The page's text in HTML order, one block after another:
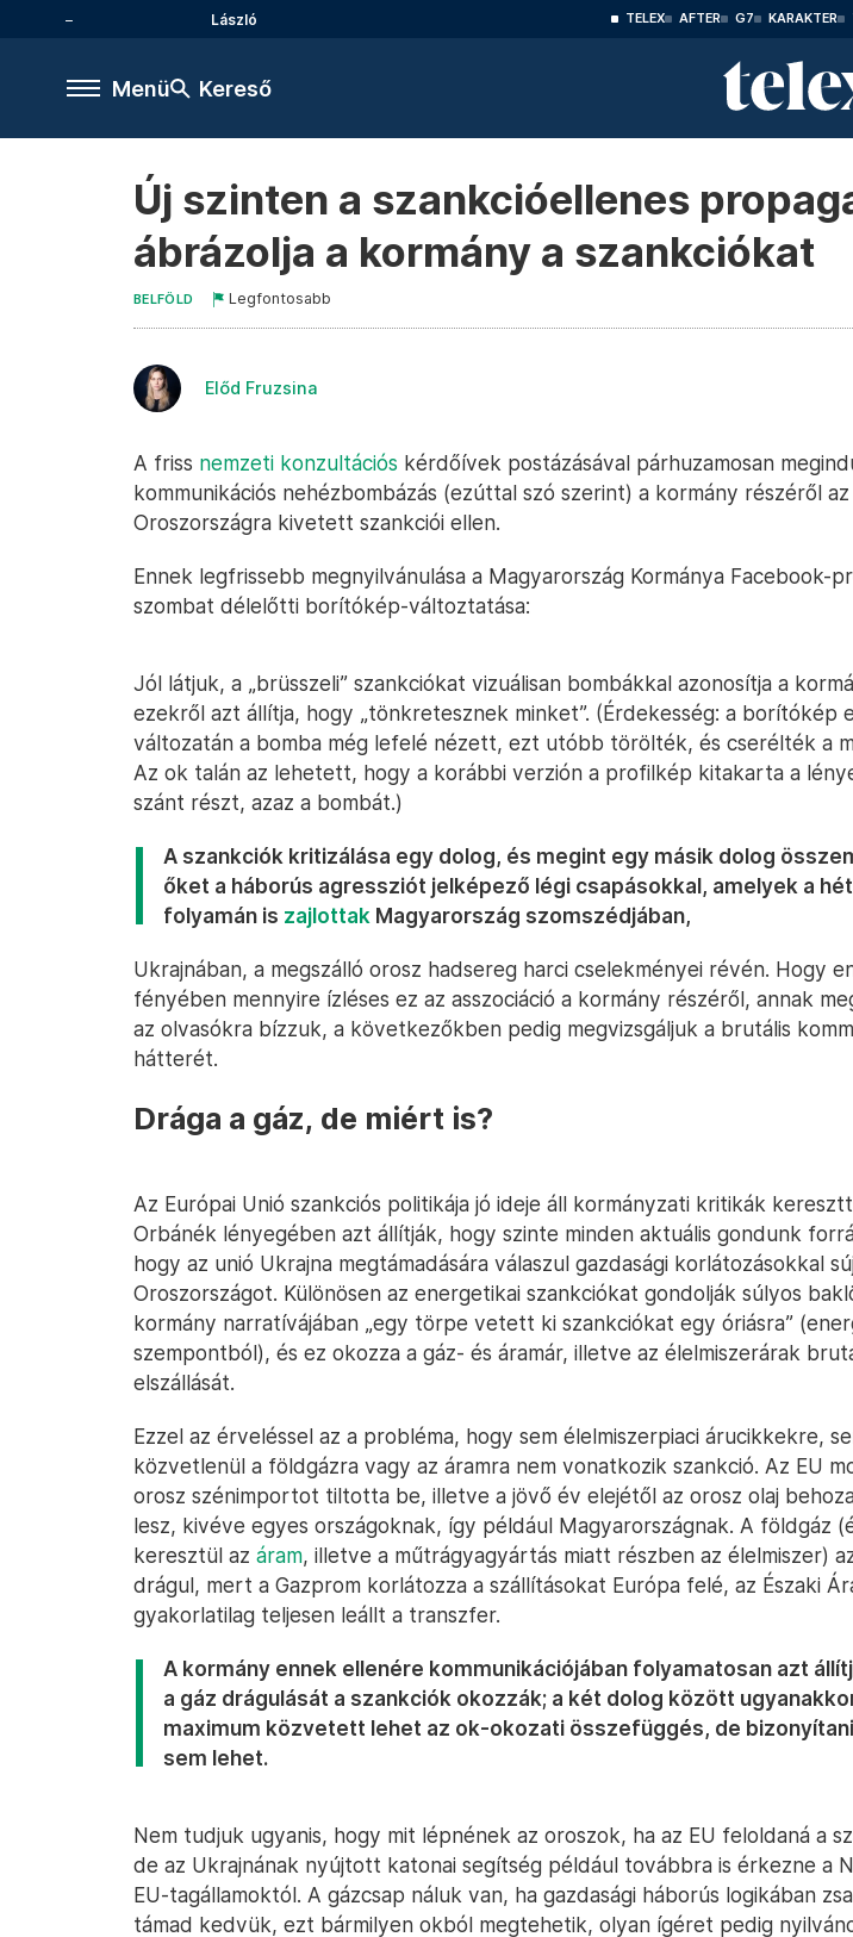
László TELEX AFTER G7 KARAKTER
Menü Kereső
Új szinten a szankcióellenes
ábrázolja a kormány a szankciókat
BELFÖLD Legfontosabb
Előd Fruzsina
A friss nemzeti konzultációs kérdőívek postázásával párhuzamosan
kommunikációs nehézbombázás (ezúttal szó szerint) a kormány részéről az
Oroszországra kivetett szankciói ellen.
Ennek legfrissebb megnyilvánulása a Magyarország Kormánya Facebook-
szombat délelőtti borítókép-változtatása:
Jól látjuk, a „brüsszeli” szankciókat vizuálisan bombákkal azonosítja a
ezekről azt állítja, hogy „tönkretesznek minket”. (Érdekesség: a borítókép
változatán a bomba még lefelé nézett, ezt utóbb törölték, és cserélték a
Az ok talán az lehetett, hogy a korábbi verzión a profilkép kitakarta a
szánt részt, azaz a bombát.)
A szankciók kritizálása egy dolog, és megint egy másik dolog
őket a háborús agressziót jelképező légi csapásokkal, amelyek a hét
folyamán is zajlottak Magyarország szomszédjában,
Ukrajnában, a megszálló orosz hadsereg harci cselekményei révén. Hogy
fényében mennyire ízléses ez az asszociáció a kormány részéről, annak
az olvasókra bízzuk, a következőkben pedig megvizsgáljuk a brutális
hátterét.
Drága a gáz, de miért is?
Az Európai Unió szankciós politikája jó ideje áll kormányzati kritikák
Orbánék lényegében azt állítják, hogy szinte minden aktuális gondunk
hogy az unió Ukrajna megtámadására válaszul gazdasági korlátozásokkal
Oroszországot. Különösen az energetikai szankciókat gondolják súlyos
kormány narratívájában „egy törpe vetett ki szankciókat egy óriásra”
szempontból), és ez okozza a gáz- és áramár, illetve az élelmiszerárak
elszállását.
Ezzel az érveléssel az a probléma, hogy sem élelmiszerpiaci árucikkekre,
közvetlenül a földgázra vagy az áramra nem vonatkozik szankció. Az EU
orosz szénimportot tiltotta be, illetve a jövő év elejétől az orosz olaj
lesz, kivéve egyes országoknak, így például Magyarországnak. A földgáz
keresztül az áram, illetve a műtrágyagyártás miatt részben az élelmiszer)
drágul, mert a Gazprom korlátozza a szállításokat Európa felé, az Északi
gyakorlatilag teljesen leállt a transzfer.
A kormány ennek ellenére kommunikációjában folyamatosan azt
a gáz drágulását a szankciók okozzák; a két dolog között
maximum közvetett lehet az ok-okozati összefüggés, de
sem lehet.
Nem tudjuk ugyanis, hogy mit lépnének az oroszok, ha az EU feloldaná a
de az Ukrajnának nyújtott katonai segítség például továbbra is érkezne a
EU-tagállamoktól. A gázcsap náluk van, ha gazdasági háborús logikában
támad kedvük, ezt bármilyen okból megtehetik, olyan ígéret pedig